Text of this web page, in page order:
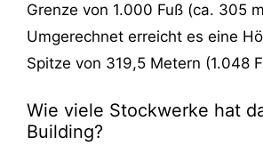
Grenze von 1.000 Fuß (ca. 305
Umgerechnet erreicht es eine
Spitze von 319,5 Metern (1.048
Wie viele Stockwerke hat
Building?